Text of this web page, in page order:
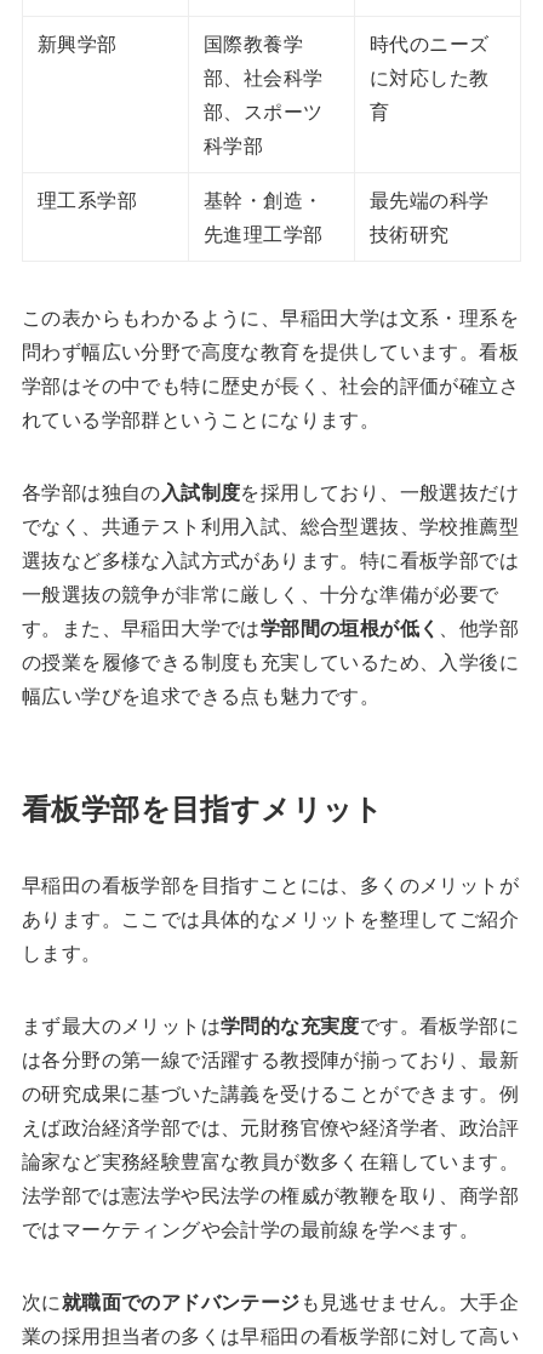
新興学部
国際教養学
部、社会科学
部、スポーツ
科学部
時代のニーズ
に対応した教
育
理工系学部
基幹・創造・
先進理工学部
最先端の科学
技術研究
この表からもわかるように、早稲田大学は文系・理系を
問わず幅広い分野で高度な教育を提供しています。看板
学部はその中でも特に歴史が長く、社会的評価が確立さ
れている学部群ということになります。
各学部は独自の入試制度を採用しており、一般選抜だけ
でなく、共通テスト利用入試、総合型選抜、学校推薦型
選抜など多様な入試方式があります。特に看板学部では
一般選抜の競争が非常に厳しく、十分な準備が必要で
す。また、早稲田大学では学部間の垣根が低く 、他学部
の授業を履修できる制度も充実しているため、入学後に
幅広い学びを追求できる点も魅力です。
看板学部を目指すメリット
早稲田の看板学部を目指すことには、多くのメリットが
あります。ここでは具体的なメリットを整理してご紹介
します。
まず最大のメリットは学問的な充実度です。看板学部に
は各分野の第一線で活躍する教授陣が揃っており、最新
の研究成果に基づいた講義を受けることができます。例
えば政治経済学部では、元財務官僚や経済学者、政治評
論家など実務経験豊富な教員が数多く在籍しています。
法学部では憲法学や民法学の権威が教鞭を取り、商学部
ではマーケティングや会計学の最前線を学べます。
次に就職面でのアドバンテージも見逃せません。大手企
業の採用担当者の多くは早稲田の看板学部に対して高い